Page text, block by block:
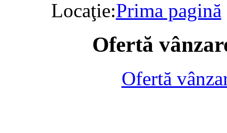
Locaţie:Prima pagină
Ofertă
Ofertă